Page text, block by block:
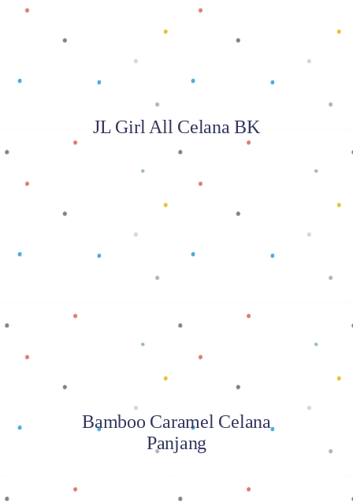
JL Girl All Celana BK
Baca selengkapnya
Bamboo Caramel Celana
Panjang